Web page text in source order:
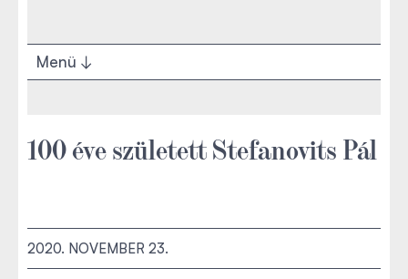
Menü
100 éve született Stefanovits Pál
2020. NOVEMBER 23.